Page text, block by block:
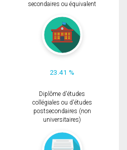
secondaires ou équivalent
23.41 %
Diplôme d'études
collégiales ou d'études
postsecondaires (non
universitaires)